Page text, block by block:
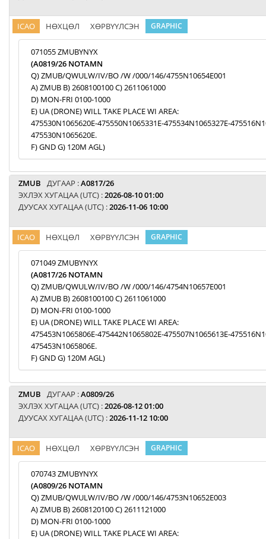
ICAO НӨХЦӨЛ ХӨРВҮҮЛСЭН GRAPHIC
071055 ZMUBYNYX
(A0819/26 NOTAMN
Q) ZMUB/QWULW/IV/BO /W /000/146/4755N10654E001
A) ZMUB B) 2608100100 C) 2611061000
D) MON-FRI 0100-1000
E) UA (DRONE) WILL TAKE PLACE WI AREA:
475530N1065620E-475550N1065331E-475534N1065327E-
475530N1065620E.
F) GND G) 120M AGL)
ZMUB ДУГААР :A0817/26
ЭХЛЭХ ХУГАЦАА (UTC) :2026-08-10 01:00
ДУУСАХ ХУГАЦАА (UTC) :2026-11-06 10:00
ICAO НӨХЦӨЛ ХӨРВҮҮЛСЭН GRAPHIC
071049 ZMUBYNYX
(A0817/26 NOTAMN
Q) ZMUB/QWULW/IV/BO /W /000/146/4754N10657E001
A) ZMUB B) 2608100100 C) 2611061000
D) MON-FRI 0100-1000
E) UA (DRONE) WILL TAKE PLACE WI AREA:
475453N1065806E-475442N1065802E-475507N1065613E-
475453N1065806E.
F) GND G) 120M AGL)
ZMUB ДУГААР :A0809/26
ЭХЛЭХ ХУГАЦАА (UTC) :2026-08-12 01:00
ДУУСАХ ХУГАЦАА (UTC) :2026-11-12 10:00
ICAO НӨХЦӨЛ ХӨРВҮҮЛСЭН GRAPHIC
070743 ZMUBYNYX
(A0809/26 NOTAMN
Q) ZMUB/QWULW/IV/BO /W /000/146/4753N10652E003
A) ZMUB B) 2608120100 C) 2611121000
D) MON-FRI 0100-1000
E) UA (DRONE) WILL TAKE PLACE WI AREA: